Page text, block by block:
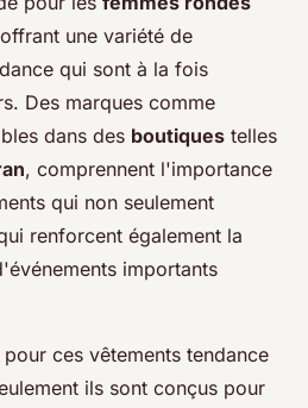
une variété de
qui sont à la fois
Des marques comme
dans des boutiques telles
, comprennent l'importance
qui non seulement
renforcent également la
importants
ces vêtements tendance
ils sont conçus pour